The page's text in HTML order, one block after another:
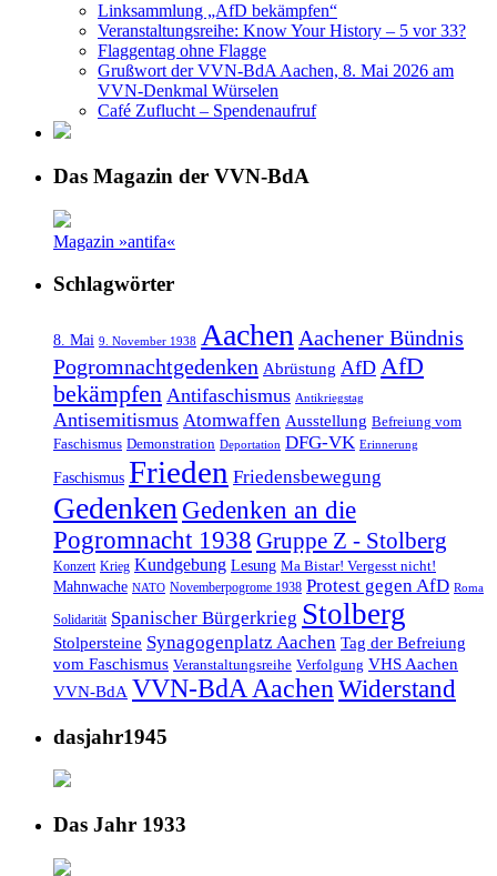
Linksammlung „AfD bekämpfen“
Veranstaltungsreihe: Know Your History – 5 vor 33?
Flaggentag ohne Flagge
Grußwort der VVN-BdA Aachen, 8. Mai 2026 am
VVN-Denkmal Würselen
Café Zuflucht – Spendenaufruf
Das Magazin der VVN-BdA
Magazin »antifa«
Schlagwörter
8. Mai 9. November 1938 Aachen Aachener Bündnis
Pogromnachtgedenken Abrüstung AfD AfD
bekämpfen Antifaschismus Antikriegstag
Antisemitismus Atomwaffen Ausstellung Befreiung vom
Faschismus Demonstration Deportation DFG-VK Erinnerung
Faschismus Frieden Friedensbewegung
Gedenken Gedenken an die
Pogromnacht 1938 Gruppe Z - Stolberg
Konzert Krieg Kundgebung Lesung Ma Bistar! Vergesst nicht!
Mahnwache NATO Novemberpogrome 1938 Protest gegen AfD Roma
Solidarität Spanischer Bürgerkrieg Stolberg
Stolpersteine Synagogenplatz Aachen Tag der Befreiung
vom Faschismus Veranstaltungsreihe Verfolgung VHS Aachen
VVN-BdA VVN-BdA AachenWiderstand
dasjahr1945
Das Jahr 1933